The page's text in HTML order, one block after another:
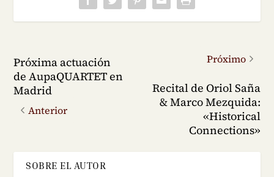
Próxima actuación
de AupaQUARTET en
Madrid
Anterior
Próximo
Recital de Oriol Saña
& Marco Mezquida:
«Historical
Connections»
SOBRE EL AUTOR